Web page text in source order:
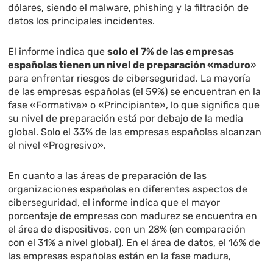
dólares, siendo el malware, phishing y la filtración de
datos los principales incidentes.
El informe indica quesolo el 7% de las empresas
españolas tienen un nivel de preparación «maduro»
para enfrentar riesgos de ciberseguridad. La mayoría
de las empresas españolas (el 59%) se encuentran en la
fase «Formativa» o «Principiante», lo que significa que
su nivel de preparación está por debajo de la media
global. Solo el 33% de las empresas españolas alcanzan
el nivel «Progresivo».
En cuanto a las áreas de preparación de las
organizaciones españolas en diferentes aspectos de
ciberseguridad, el informe indica que el mayor
porcentaje de empresas con madurez se encuentra en
el área de dispositivos, con un 28% (en comparación
con el 31% a nivel global). En el área de datos, el 16% de
las empresas españolas están en la fase madura,